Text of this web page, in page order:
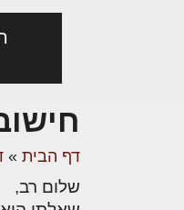
בנייה
דף הבית »
שלום רב,